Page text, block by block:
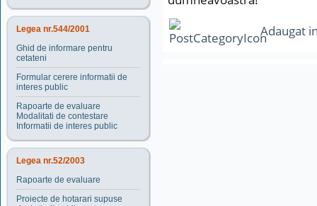
Legea nr.544/2001
Ghid de informare pentru
cetateni
Formular cerere informatii de
interes public
Rapoarte de evaluare
Modalitati de contestare
Informatii de interes public
Legea nr.52/2003
Rapoarte de evaluare
Proiecte de hotarari supuse
Adaugat